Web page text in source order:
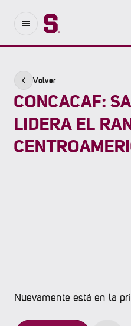
Volver
CONCACAF:
LIDERA EL
Nuevamente está en la